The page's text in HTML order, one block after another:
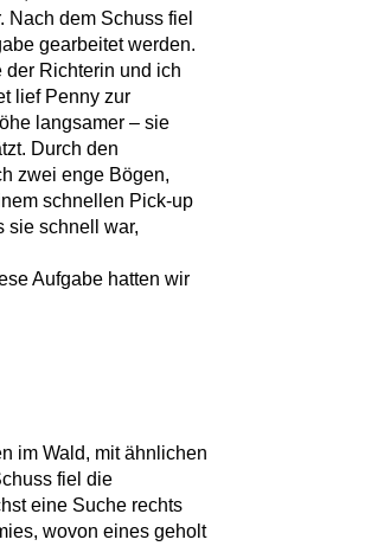
Nach dem Schuss fiel
gearbeitet werden.
der Richterin und ich
lief Penny zur
langsamer – sie
Durch den
zwei enge Bögen,
schnellen Pick-up
sie schnell war,
Aufgabe hatten wir
im Wald, mit ähnlichen
fiel die
eine Suche rechts
wovon eines geholt